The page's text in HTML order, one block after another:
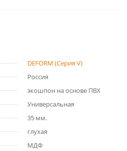
DEFORM (Серия V)
Россия
экошпон на основе ПВХ
Универсальная
35 мм.
глухая
МДФ